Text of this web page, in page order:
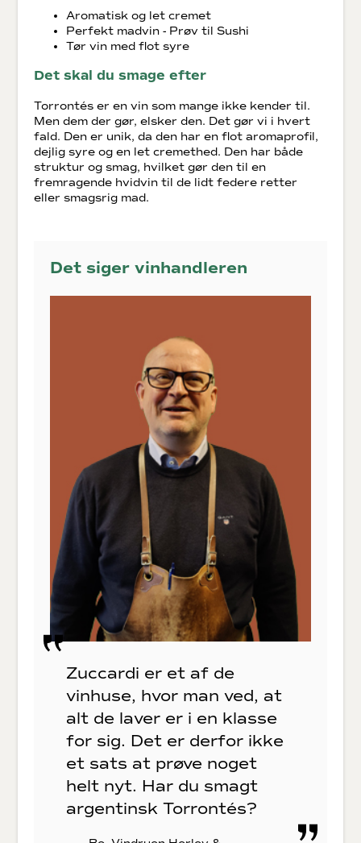
Aromatisk og let cremet
Perfekt madvin - Prøv til Sushi
Tør vin med flot syre
Det skal du smage efter
Torrontés er en vin som mange ikke kender til.
Men dem der gør, elsker den. Det gør vi i hvert
fald. Den er unik, da den har en flot aromaprofil,
dejlig syre og en let cremethed. Den har både
struktur og smag, hvilket gør den til en
fremragende hvidvin til de lidt federe retter
eller smagsrig mad.
Det siger vinhandleren
Zuccardi er et af de
vinhuse, hvor man ved, at
alt de laver er i en klasse
for sig. Det er derfor ikke
et sats at prøve noget
helt nyt. Har du smagt
argentinsk Torrontés?